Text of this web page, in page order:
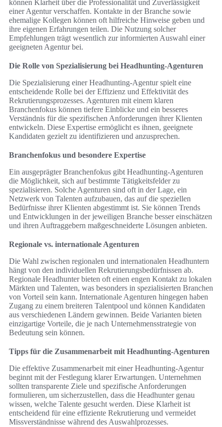
können Klarheit über die Professionalität und Zuverlässigkeit
einer Agentur verschaffen. Kontakte in der Branche sowie
ehemalige Kollegen können oft hilfreiche Hinweise geben und
ihre eigenen Erfahrungen teilen. Die Nutzung solcher
Empfehlungen trägt wesentlich zur informierten Auswahl einer
geeigneten Agentur bei.
Die Rolle von Spezialisierung bei Headhunting-Agenturen
Die Spezialisierung einer Headhunting-Agentur spielt eine
entscheidende Rolle bei der Effizienz und Effektivität des
Rekrutierungsprozesses. Agenturen mit einem klaren
Branchenfokus können tiefere Einblicke und ein besseres
Verständnis für die spezifischen Anforderungen ihrer Klienten
entwickeln. Diese Expertise ermöglicht es ihnen, geeignete
Kandidaten gezielt zu identifizieren und anzusprechen.
Branchenfokus und besondere Expertise
Ein ausgeprägter Branchenfokus gibt Headhunting-Agenturen
die Möglichkeit, sich auf bestimmte Tätigkeitsfelder zu
spezialisieren. Solche Agenturen sind oft in der Lage, ein
Netzwerk von Talenten aufzubauen, das auf die speziellen
Bedürfnisse ihrer Klienten abgestimmt ist. Sie können Trends
und Entwicklungen in der jeweiligen Branche besser einschätzen
und ihren Auftraggebern maßgeschneiderte Lösungen anbieten.
Regionale vs. internationale Agenturen
Die Wahl zwischen regionalen und internationalen Headhuntern
hängt von den individuellen Rekrutierungsbedürfnissen ab.
Regionale Headhunter bieten oft einen engen Kontakt zu lokalen
Märkten und Talenten, was besonders in spezialisierten Branchen
von Vorteil sein kann. Internationale Agenturen hingegen haben
Zugang zu einem breiteren Talentpool und können Kandidaten
aus verschiedenen Ländern gewinnen. Beide Varianten bieten
einzigartige Vorteile, die je nach Unternehmensstrategie von
Bedeutung sein können.
Tipps für die Zusammenarbeit mit Headhunting-Agenturen
Die effektive Zusammenarbeit mit einer Headhunting-Agentur
beginnt mit der Festlegung klarer Erwartungen. Unternehmen
sollten transparente Ziele und spezifische Anforderungen
formulieren, um sicherzustellen, dass die Headhunter genau
wissen, welche Talente gesucht werden. Diese Klarheit ist
entscheidend für eine effiziente Rekrutierung und vermeidet
Missverständnisse während des Auswahlprozesses.